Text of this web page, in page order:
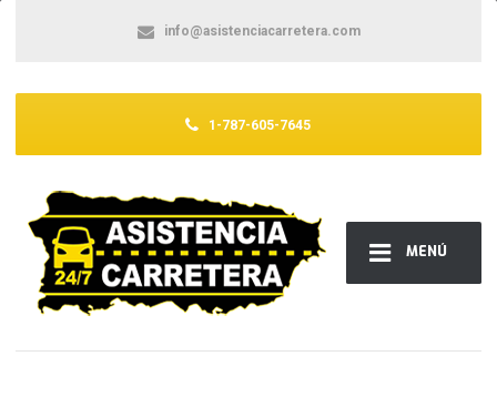
MENÚ
info@asistenciacarretera.com
1-787-605-7645